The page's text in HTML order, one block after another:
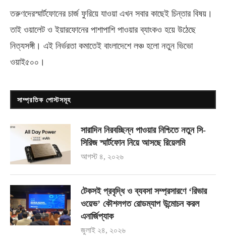
তরুণদেরস্মার্টফোনের চার্জ ফুরিয়ে যাওয়া এখন সবার কাছেই চিন্তার বিষয়।
তাই ওয়ালেট ও ইয়ারফোনের পাশাপাশি পাওয়ার ব্যাংকও হয়ে উঠেছে
নিত্যসঙ্গী। এই নির্ভরতা কমাতেই বাংলাদেশে লঞ্চ হলো নতুন ভিভো
ওয়াই৫০০ ।
সাম্প্রতিক পোস্টসমূহ
সারাদিন নিরবচ্ছিন্ন পাওয়ার নিশ্চিতে নতুন সি-
সিরিজ স্মার্টফোন নিয়ে আসছে রিয়েলমি
আগস্ট ৪, ২০২৬
টেকসই প্রবৃদ্ধি ও ব্যবসা সম্প্রসারণে ‘রিভার
ওয়েভ’ কৌশলগত রোডম্যাপ উন্মোচন করল
এনার্জিপ্যাক
জুলাই ২৪, ২০২৬